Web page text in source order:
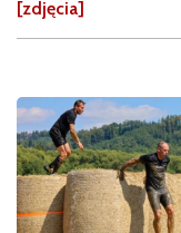
[zdjęcia]